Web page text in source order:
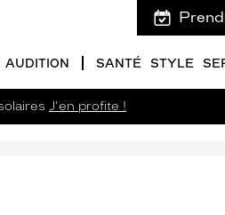
AUDITION SANTÉ STYLE
J'en profite !